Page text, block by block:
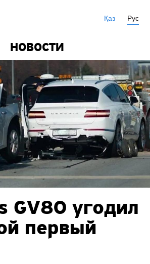
Қаз Рус
НОВОСТИ
GV80 угодил
первый